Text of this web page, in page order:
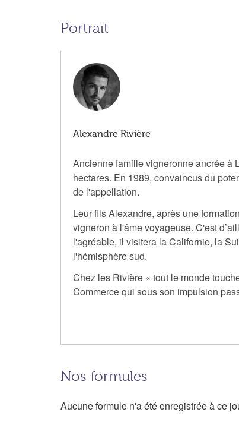
Portrait
Alexandre Rivière
Ancienne famille vigneronne ancrée à
hectares. En 1989, convaincus du
de l'appellation.
Leur fils Alexandre, après une
vigneron à l'âme voyageuse. C'est
l'agréable, il visitera la Californie, la
l'hémisphère sud.
Chez les Rivière « tout le monde
Commerce qui sous son impulsion
Nos formules
Aucune formule n'a été enregistrée à ce